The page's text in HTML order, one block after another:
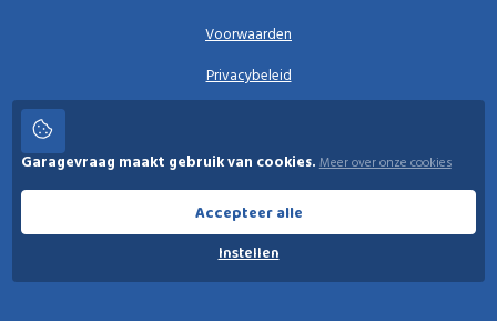
Garagevraag
© 2026 Garagevraag - V1.3.5 - Alle rechten voorbehouden
Voorwaarden
Privacybeleid
Garagevraag maakt gebruik van cookies.Meer over onze cookies
Accepteer alle
Instellen